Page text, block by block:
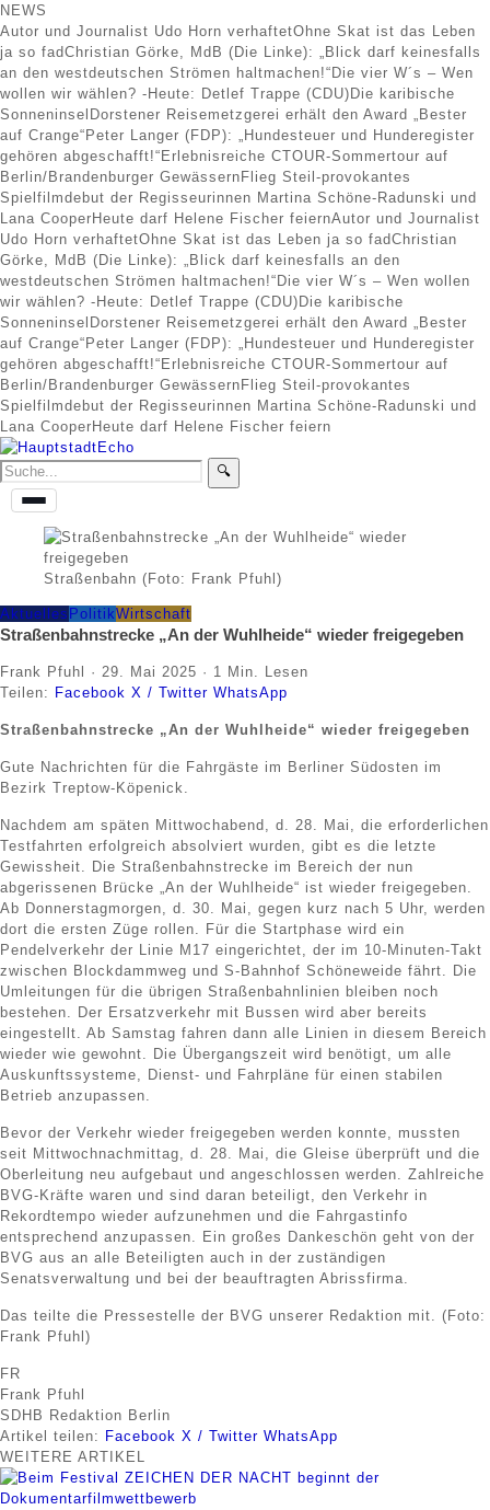
NEWS
Autor und Journalist Udo Horn verhaftetOhne Skat ist das Leben
ja so fadChristian Görke, MdB (Die Linke): „Blick darf keinesfalls
an den westdeutschen Strömen haltmachen!“ Die vier W´s – Wen
wollen wir wählen? -Heute: Detlef Trappe (CDU) Die karibische
Sonneninsel Dorstener Reisemetzgerei erhält den Award „Bester
auf Crange“ Peter Langer (FDP): „Hundesteuer und Hunderegister
gehören abgeschafft!“ Erlebnisreiche CTOUR-Sommertour auf
Berlin/Brandenburger Gewässern Flieg Steil-provokantes
Spielfilmdebut der Regisseurinnen Martina Schöne-Radunski und
Lana Cooper Heute darf Helene Fischer feiernAutor und Journalist
Udo Horn verhaftetOhne Skat ist das Leben ja so fadChristian
Görke, MdB (Die Linke): „Blick darf keinesfalls an den
westdeutschen Strömen haltmachen!“ Die vier W´s – Wen wollen
wir wählen? -Heute: Detlef Trappe (CDU) Die karibische
Sonneninsel Dorstener Reisemetzgerei erhält den Award „Bester
auf Crange“ Peter Langer (FDP): „Hundesteuer und Hunderegister
gehören abgeschafft!“ Erlebnisreiche CTOUR-Sommertour auf
Berlin/Brandenburger Gewässern Flieg Steil-provokantes
Spielfilmdebut der Regisseurinnen Martina Schöne-Radunski und
Lana Cooper Heute darf Helene Fischer feiern
🔍
Straßenbahn (Foto: Frank Pfuhl)
Aktuelles PolitikWirtschaft
Straßenbahnstrecke „An der Wuhlheide“ wieder freigegeben
Frank Pfuhl · 29. Mai 2025 · 1 Min. Lesen
Teilen: Facebook X / Twitter WhatsApp
Straßenbahnstrecke „An der Wuhlheide“ wieder freigegeben
Gute Nachrichten für die Fahrgäste im Berliner Südosten im
Bezirk Treptow-Köpenick.
Nachdem am späten Mittwochabend, d. 28. Mai, die erforderlichen
Testfahrten erfolgreich absolviert wurden, gibt es die letzte
Gewissheit. Die Straßenbahnstrecke im Bereich der nun
abgerissenen Brücke „An der Wuhlheide“ ist wieder freigegeben.
Ab Donnerstagmorgen, d. 30. Mai, gegen kurz nach 5 Uhr, werden
dort die ersten Züge rollen. Für die Startphase wird ein
Pendelverkehr der Linie M17 eingerichtet, der im 10-Minuten-Takt
zwischen Blockdammweg und S-Bahnhof Schöneweide fährt. Die
Umleitungen für die übrigen Straßenbahnlinien bleiben noch
bestehen. Der Ersatzverkehr mit Bussen wird aber bereits
eingestellt. Ab Samstag fahren dann alle Linien in diesem Bereich
wieder wie gewohnt. Die Übergangszeit wird benötigt, um alle
Auskunftssysteme, Dienst- und Fahrpläne für einen stabilen
Betrieb anzupassen.
Bevor der Verkehr wieder freigegeben werden konnte, mussten
seit Mittwochnachmittag, d. 28. Mai, die Gleise überprüft und die
Oberleitung neu aufgebaut und angeschlossen werden. Zahlreiche
BVG-Kräfte waren und sind daran beteiligt, den Verkehr in
Rekordtempo wieder aufzunehmen und die Fahrgastinfo
entsprechend anzupassen. Ein großes Dankeschön geht von der
BVG aus an alle Beteiligten auch in der zuständigen
Senatsverwaltung und bei der beauftragten Abrissfirma.
Das teilte die Pressestelle der BVG unserer Redaktion mit. (Foto:
Frank Pfuhl)
FR
Frank Pfuhl
SDHB Redaktion Berlin
Artikel teilen: Facebook X / Twitter WhatsApp
WEITERE ARTIKEL